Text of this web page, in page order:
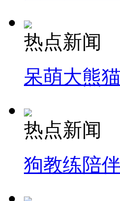
热点新闻
呆萌大熊
热点新闻
狗教练陪